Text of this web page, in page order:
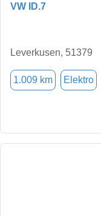
VW ID.7
Leverkusen, 51379
1.009 km Elektro